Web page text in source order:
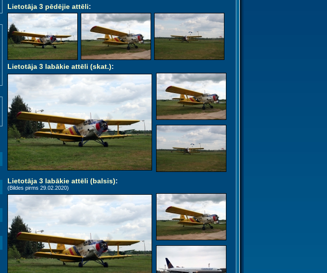
Lietotāja 3 pēdējie attēli:
Lietotāja 3 labākie attēli (skat.):
Lietotāja 3 labākie attēli (balsis):
(Bildes pirms 29.02.2020)